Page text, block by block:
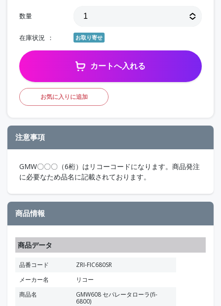
数量
在庫状況 お取り寄せ
カートへ入れる
お気に入りに追加
注意事項
GMW〇〇〇（6桁）はリコーコードになります。商品発注
に必要なため品名に記載されております。
商品情報
商品データ
品番コード
ZRI-FIC680SR
メーカー名
リコー
商品名
GMW608 セパレータローラ(fi-
6800)